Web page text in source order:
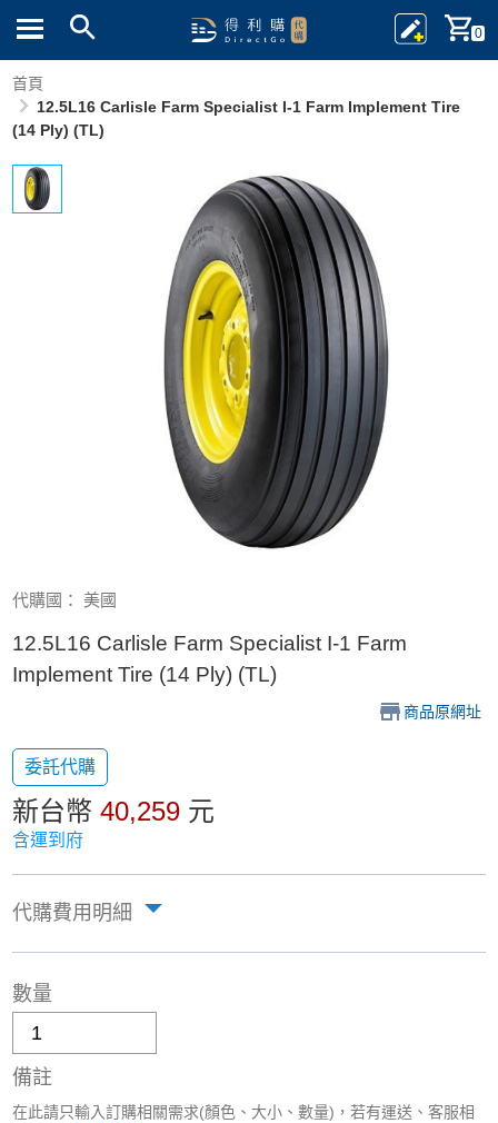
0
首頁
12.5L16 Carlisle Farm Specialist I-1 Farm Implement Tire
(14 Ply) (TL)
代購國： 美國
12.5L16 Carlisle Farm Specialist I-1 Farm
Implement Tire (14 Ply) (TL)
商品原網址
委託代購
新台幣40,259 元
含運到府
代購費用明細
數量
備註
在此請只輸入訂購相關需求(顏色、大小、數量)，若有運送、客服相